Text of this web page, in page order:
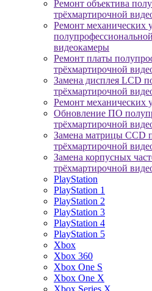
Ремонт объектива
трёхмартирочной
Ремонт механических
видеокамеры
Ремонт платы
трёхмартирочной
Замена дисплея LCD
трёхмартирочной
Ремонт механических
Обновление ПО
трёхмартирочной
Замена матрицы CCD
трёхмартирочной
Замена корпусных
трёхмартирочной
PlayStation
PlayStation 1
PlayStation 2
PlayStation 3
PlayStation 4
PlayStation 5
Xbox
Xbox 360
Xbox One S
Xbox One X
Xbox Series X